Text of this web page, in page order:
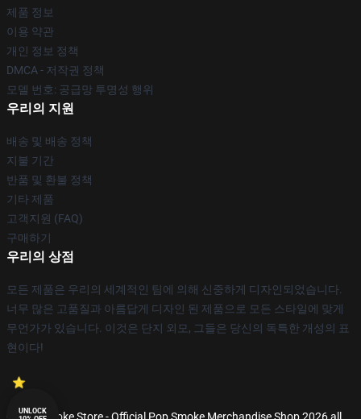
제품 정보
이용 약관
개인 정보 정책
DMCA - 저작권 정책
모델 번호: 공급망 투명성 행위
우리의 지원
배송 및 배송 정책
지불 기간
반품 및 환불 정책
기타 제품
고객지원 (FAQ)
구매하기
우리의 상점
모든 제품은 우리의 세계적인 팀에 의해 신중하게 디자인되었습니다.
너무 많은 고품질과 아름답게 디자인 된 제품으로 모든 스타일에 맞게
무언가가 있습니다. 이것은 단지 외모, 그들은 당신의 독특한 개성의 표
현이다!
UNLOCK